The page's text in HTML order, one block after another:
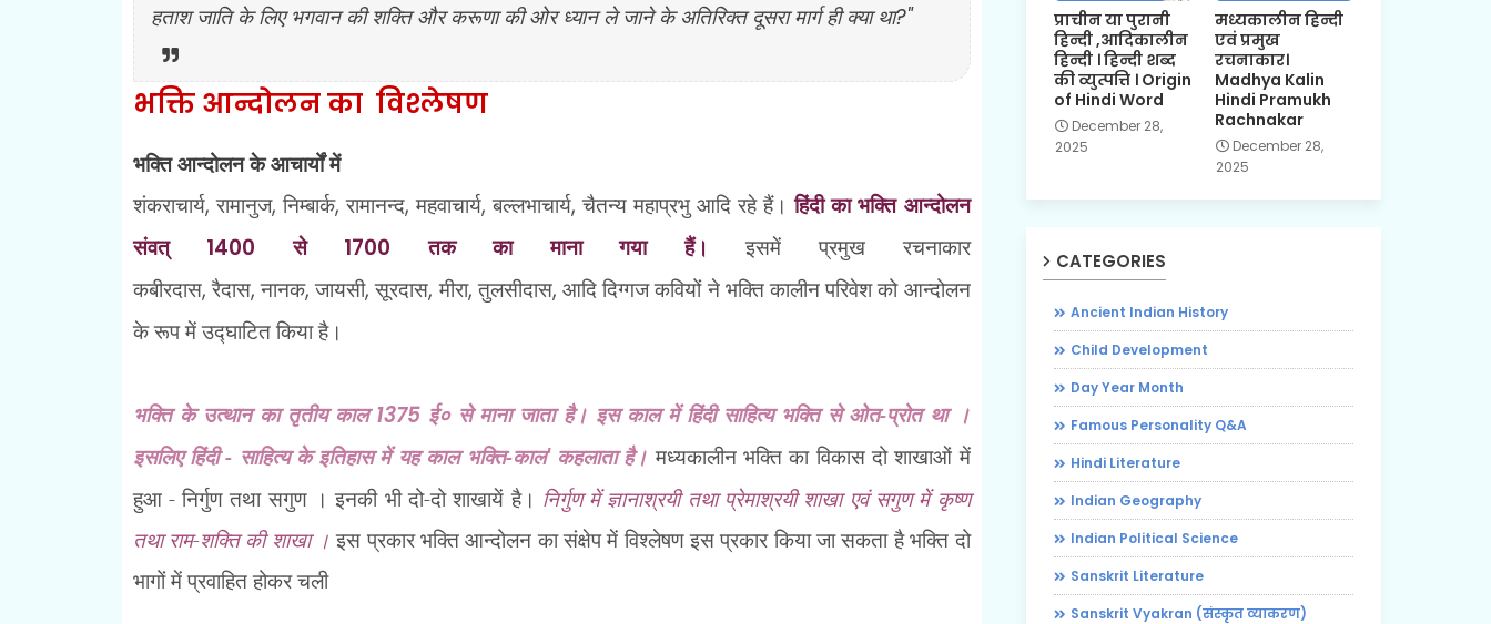
हताश जाति के लिए भगवान की शक्ति और करूणा की ओर ध्यान ले जाने के अतिरिक्त दूसरा मार्ग ही क्या था?"
भक्ति आन्दोलन का विश्लेषण
भक्ति आन्दोलन के आचार्यों में
शंकराचार्य,रामानुज,निम्बार्क,रामानन्द,महवाचार्य,बल्लभाचार्य,चैतन्य महाप्रभु आदि रहे हैं।हिंदी का भक्ति आन्दोलन
संवत् 1400 से 1700 तक का माना गया हैं।
इसमें प्रमुख रचनाकार
कबीरदास,रैदास,नानक,जायसी,सूरदास,मीरा,तुलसीदास, आदि दिग्गज कवियों ने भक्ति कालीन परिवेश को आन्दोलन
के रूप में उद्घाटित किया है।
भक्ति के उत्थान का तृतीय काल1375 ई० से माना जाता है। इस काल में हिंदी साहित्य भक्ति से ओत-प्रोत था ।
इसलिए हिंदी - साहित्य के इतिहास में यह काल भक्ति-काल' कहलाता है। मध्यकालीन भक्ति का विकास दो शाखाओं में
हुआ - निर्गुण तथा सगुण । इनकी भी दो-दो शाखायें है। निर्गुण में ज्ञानाश्रयी तथा प्रेमाश्रयी शाखा एवं सगुण में कृष्ण
तथा राम-शक्ति की शाखा । इस प्रकार भक्ति आन्दोलन का संक्षेप में विश्लेषण इस प्रकार किया जा सकता है भक्ति दो
भागों में प्रवाहित होकर चली
प्राचीन या पुरानी
हिन्दी ,आदिकालीन
हिन्दी । हिन्दी शब्द
की व्युत्पत्ति । Origin
of Hindi Word
December 28,
2025
मध्यकालीन हिन्दी
एवं प्रमुख
रचनाकार।
Madhya Kalin
Hindi Pramukh
Rachnakar
December 28,
2025
CATEGORIES
Ancient Indian History
Child Development
Day Year Month
Famous Personality Q&A
Hindi Literature
Indian Geography
Indian Political Science
Sanskrit Literature
Sanskrit Vyakran (संस्कृत व्याकरण)